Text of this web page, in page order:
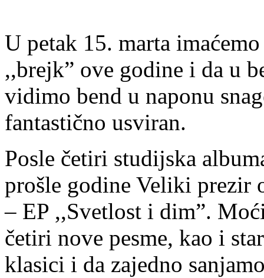
U petak 15. marta
,,brejk” ove godine i da u
vidimo bend u naponu
fantastično usviran.
Posle četiri studijska
prošle godine Veliki
– EP ,,Svetlost i dim”.
četiri nove pesme, kao i
klasici i da zajedno